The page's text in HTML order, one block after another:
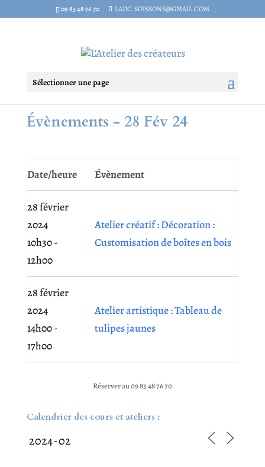
09 83 48 76 70 LADC.SOISSONS@GMAIL.COM
Sélectionner une page
Évènements - 28 Fév 24
Date/heure Évènement
28 février
2024
10h30 -
12h00
Atelier créatif : Décoration :
Customisation de boîtes en bois
28 février
2024
14h00 -
17h00
Atelier artistique : Tableau de
tulipes jaunes
Réserver au 09 83 48 76 70
Calendrier des cours et ateliers :